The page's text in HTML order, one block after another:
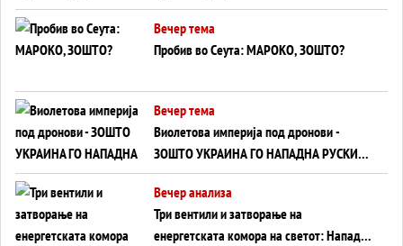
ВНУЦИ ДА ГИ ЗАМЕНАТ
Вечер тема
Пробив во Сеута: МАРОКО, ЗОШТО?
Вечер тема
Виолетова империја под дронови -
ЗОШТО УКРАИНА ГО НАПАДНА РУСКИОТ
WILDBERRIES
Вечер анализа
Три вентили и затворање на
енергетската комора на светот: Нападот